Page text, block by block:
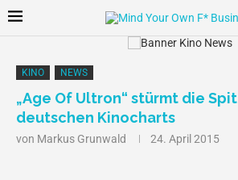
KINO NEWS
„Age Of Ultron“ stürmt die
deutschen Kinocharts
von Markus Grunwald 24. April 2015